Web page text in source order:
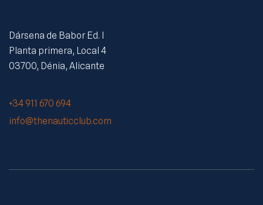
Dársena de Babor Ed. I
Planta primera, Local 4
03700, Dénia, Alicante
+34 911 670 694
info@thenauticclub.com